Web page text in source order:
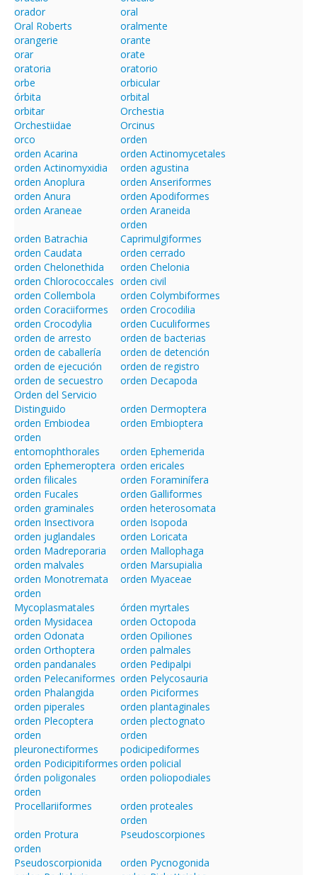
orador
oral
Oral Roberts
oralmente
orangerie
orante
orar
orate
oratoria
oratorio
orbe
orbicular
órbita
orbital
orbitar
Orchestia
Orchestiidae
Orcinus
orco
orden
orden Acarina
orden Actinomycetales
orden Actinomyxidia
orden agustina
orden Anoplura
orden Anseriformes
orden Anura
orden Apodiformes
orden Araneae
orden Araneida
orden Batrachia
orden
Caprimulgiformes
orden Caudata
orden cerrado
orden Chelonethida
orden Chelonia
orden Chlorococcales orden civil
orden Collembola
orden Colymbiformes
orden Coraciiformes
orden Crocodilia
orden Crocodylia
orden Cuculiformes
orden de arresto
orden de bacterias
orden de caballería
orden de detención
orden de ejecución
orden de registro
orden de secuestro
orden Decapoda
Orden del Servicio
Distinguido
orden Dermoptera
orden Embiodea
orden Embioptera
orden
entomophthorales
orden Ephemerida
orden Ephemeroptera orden ericales
orden filicales
orden Foraminífera
orden Fucales
orden Galliformes
orden graminales
orden heterosomata
orden Insectivora
orden Isopoda
orden juglandales
orden Loricata
orden Madreporaria
orden Mallophaga
orden malvales
orden Marsupialia
orden Monotremata
orden Myaceae
orden
Mycoplasmatales
órden myrtales
orden Mysidacea
orden Octopoda
orden Odonata
orden Opiliones
orden Orthoptera
orden palmales
orden pandanales
orden Pedipalpi
orden Pelecaniformes orden Pelycosauria
orden Phalangida
orden Piciformes
orden piperales
orden plantaginales
orden Plecoptera
orden plectognato
orden
pleuronectiformes
orden
podicipediformes
orden Podicipitiformes orden policial
órden poligonales
orden poliopodiales
orden
Procellariiformes
orden proteales
orden Protura
orden
Pseudoscorpiones
orden
Pseudoscorpionida
orden Pycnogonida